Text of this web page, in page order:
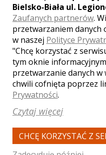
Bielsko-Biała ul.
Zaufanych partnerów.
przetwarzaniem danych
w naszej Polityce
"Chcę korzystać z
tym oknie
przetwarzanie danych w
chwili cofnięta poprzez
Prywatności.
Czytaj więcej
CHCĘ KORZYSTAĆ Z